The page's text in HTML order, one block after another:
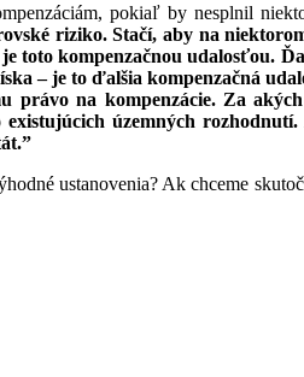
pokiaľ by nesplnil
riziko. Stačí, aby na
toto kompenzačnou udalosťou.
– je to ďalšia kompenzačná
právo na kompenzácie. Za
existujúcich územných
ustanovenia? Ak chceme